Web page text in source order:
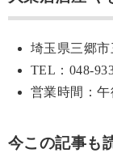
埼玉県三郷市
TEL：048-
営業時間：
今この記事も